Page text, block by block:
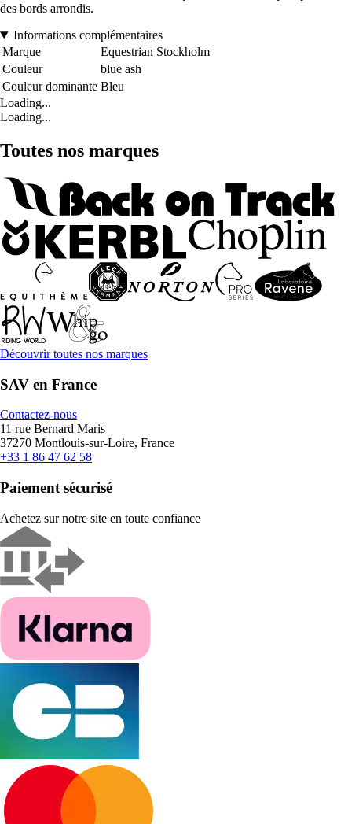
des bords arrondis.
Informations complémentaires
Marque
Equestrian Stockholm
Couleur
blue ash
Couleur dominante Bleu
Loading...
Loading...
Toutes nos marques
Découvrir toutes nos marques
SAV en France
Contactez-nous
11 rue Bernard Maris
37270 Montlouis-sur-Loire, France
+33 1 86 47 62 58
Paiement sécurisé
Achetez sur notre site en toute confiance